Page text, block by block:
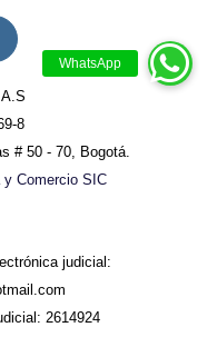
8
# 50 - 70, Bogotá.
y Comercio SIC
judicial:
2614924